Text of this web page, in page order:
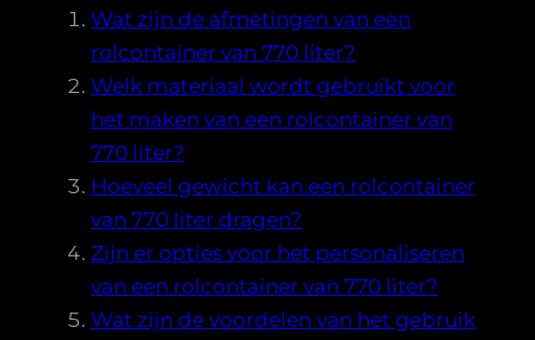
Wat zijn de afmetingen van een
rolcontainer van 770 liter?
Welk materiaal wordt gebruikt voor
het maken van een rolcontainer van
770 liter?
Hoeveel gewicht kan een rolcontainer
van 770 liter dragen?
Zijn er opties voor het personaliseren
van een rolcontainer van 770 liter?
Wat zijn de voordelen van het gebruik